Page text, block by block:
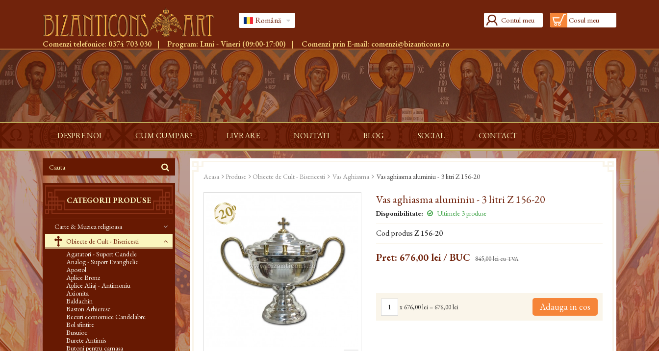
Română Contul meu Cosul meu
Comenzi telefonice: 0374 703 030 | Program: Luni - Vineri (09:00-17:00) | Comenzi prin E-mail: comenzi@bizanticons.ro
DESPRE NOI CUM CUMPAR? LIVRARE NOUTATI BLOG SOCIAL CONTACT
CATEGORII PRODUSE
Carte & Muzica religioasa
Obiecte de Cult - Bisericesti
Agatatori - Suport Candele
Analog - Suport Evanghelie
Apostol
Aplice Bronz
Aplice Aliaj - Antimoniu
Axionita
Baldachin
Baston Arhieresc
Becuri economice Candelabre
Bol sfintire
Busuioc
Burete Antimis
Butoni pentru camasa
Acasa Produse Obiecte de Cult - Bisericesti Vas Aghiasma Vas aghiasma aluminiu - 3 litri Z 156-20
-20% Vas aghiasma aluminiu - 3 litri Z 156-20
Disponibilitate: Ultimele 3 produse
Cod produsZ 156-20
Pret: 676,00 lei/ BUC 845,00 leicu TVA
x 676,00 lei= 676,00 lei Adauga in cos